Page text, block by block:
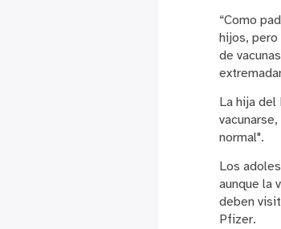
“Como
hijos, pero
de
La hija del
normal".
Los
aunque la
deben
Pfizer.